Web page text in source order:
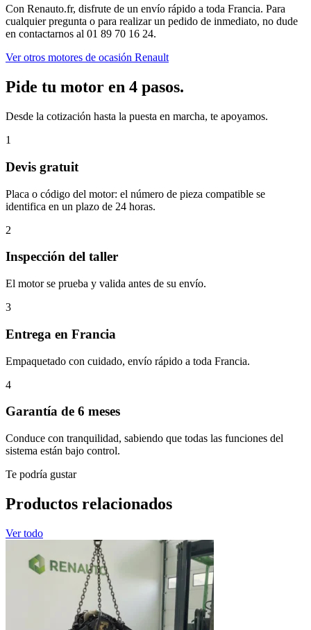
Con Renauto.fr, disfrute de un envío rápido a toda Francia. Para
cualquier pregunta o para realizar un pedido de inmediato, no dude
en contactarnos al 01 89 70 16 24.
Ver otros motores de ocasión Renault
Pide tu motor en 4 pasos.
Desde la cotización hasta la puesta en marcha, te apoyamos.
1
Devis gratuit
Placa o código del motor: el número de pieza compatible se
identifica en un plazo de 24 horas.
2
Inspección del taller
El motor se prueba y valida antes de su envío.
3
Entrega en Francia
Empaquetado con cuidado, envío rápido a toda Francia.
4
Garantía de 6 meses
Conduce con tranquilidad, sabiendo que todas las funciones del
sistema están bajo control.
Te podría gustar
Productos relacionados
Ver todo